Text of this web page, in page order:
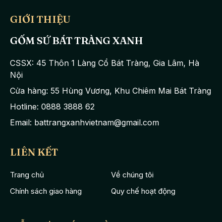
Bộ sản phẩm bao gồm 14 chi tiết: 1 ấm trà, 6 chén trà, 7 đĩa kê.
tích 600ml; chén cao 4cm, đường kính 7.2cm. Phù hợp đặt và
Ấm trà được tạo hình tròn trịa, cân đối với phần quai ấm và vòi
ấm có đường cong mềm mại và uyển chuyển. Viền miệng chén
có quai dễ dàng sử dụng không gây bỏng tay khi dùng.
GIỚI THIỆU
GỐM SỨ BÁT TRÀNG XANH
CSSX: 45 Thôn 1 Làng Cổ Bát Tràng, Gia Lâm, Hà
Nội
Cửa hàng: 55 Hùng Vương, Khu Chiêm Mai Bát Tràng
Hotline: 0888 3888 62
Email: battrangxanhvietnam@gmail.com
LIÊN KẾT
Trang chủ
Về chúng tôi
Chính sách giao hàng
Quy chế hoạt động